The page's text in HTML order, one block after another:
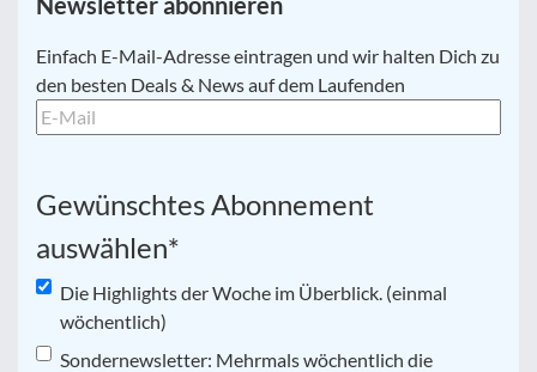
E-
Mail *
Einfach E-Mail-Adresse eintragen und wir halten Dich zu
den besten Deals & News auf dem Laufenden
Gewünschtes Abonnement
auswählen*
Die Highlights der Woche im Überblick. (einmal
wöchentlich)
Sondernewsletter: Mehrmals wöchentlich die